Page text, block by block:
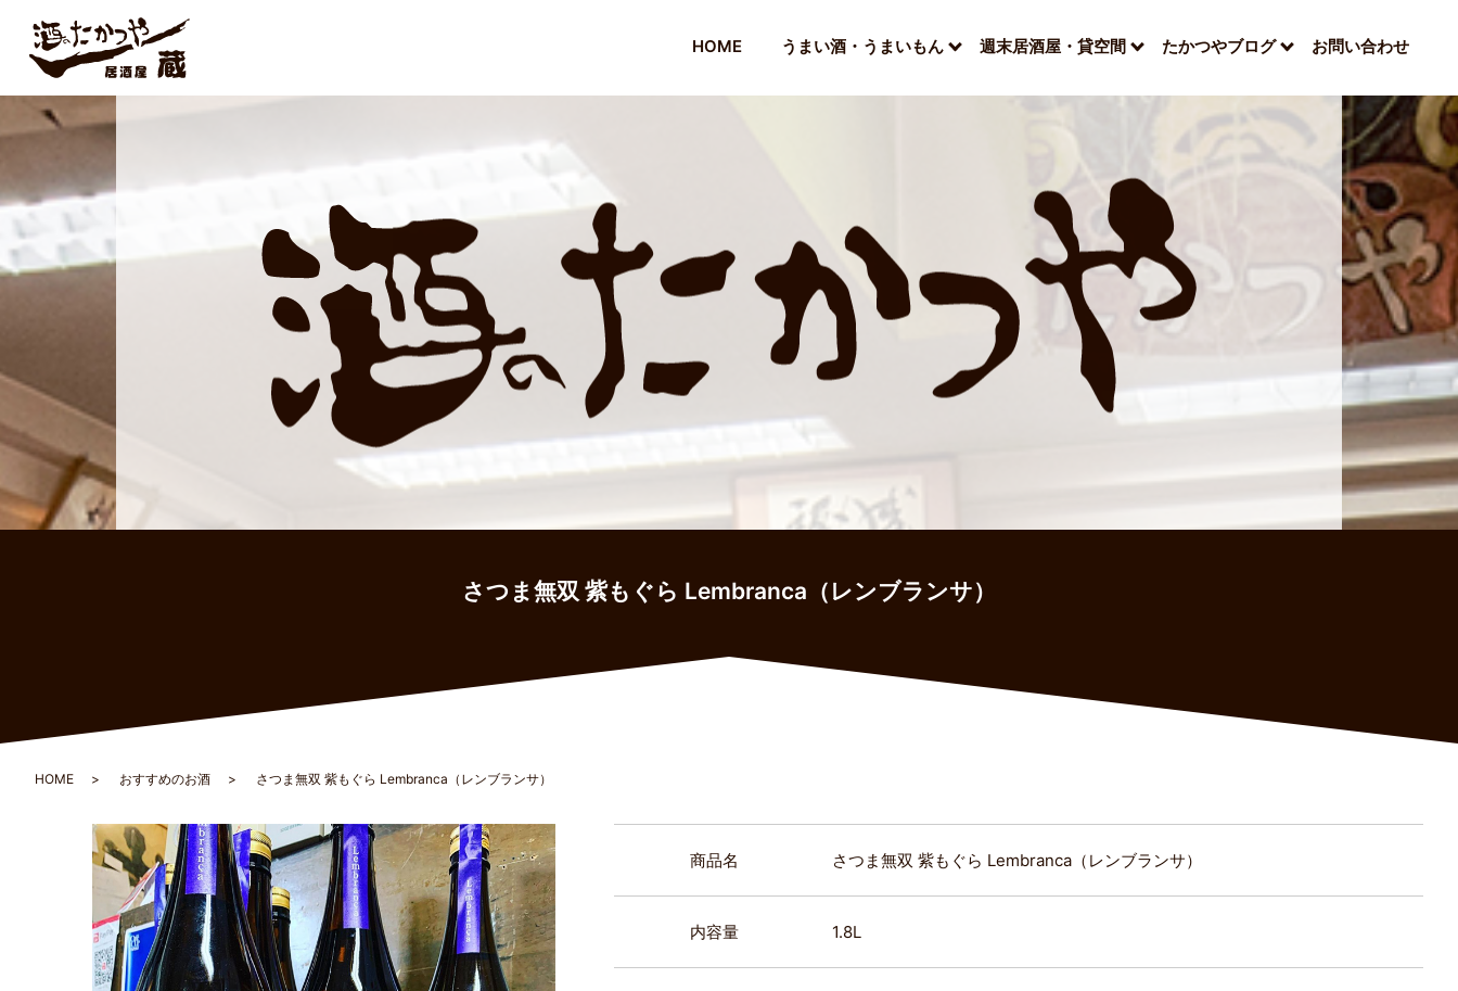
HOME うまい酒・うまいもん 週末居酒屋・貸空間 たかつやブログ お問い合わせ
さつま無双 紫もぐら Lembranca（レンブランサ）
HOME おすすめのお酒 さつま無双 紫もぐら Lembranca（レンブランサ）
商品名 さつま無双 紫もぐら Lembranca（レンブランサ）
内容量 1.8L